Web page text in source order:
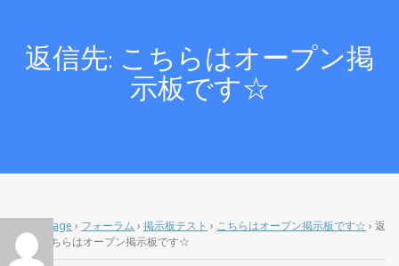
返信先: こちらはオープン掲
示板です☆
Home Page › フォーラム › 掲示板テスト › こちらはオープン掲示板です☆ › 返
信先: こちらはオープン掲示板です☆